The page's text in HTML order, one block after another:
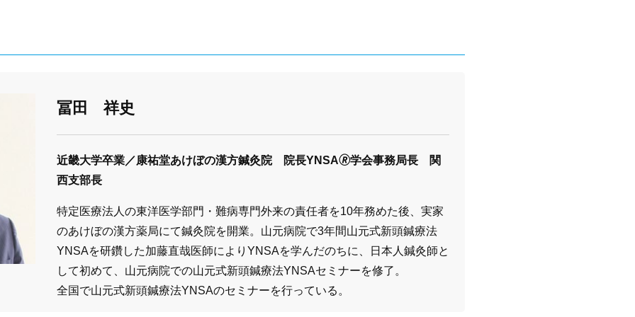
冨田 祥史
近畿大学卒業／康祐堂あけぼの漢方鍼灸院 院長YNSA🄬学会事務局長 関
西支部長
特定医療法人の東洋医学部門・難病専門外来の責任者を10年務めた後、実家
のあけぼの漢方薬局にて鍼灸院を開業。山元病院で3年間山元式新頭鍼療法
YNSAを研鑽した加藤直哉医師によりYNSAを学んだのちに、日本人鍼灸師と
して初めて、山元病院での山元式新頭鍼療法YNSAセミナーを修了。
全国で山元式新頭鍼療法YNSAのセミナーを行っている。